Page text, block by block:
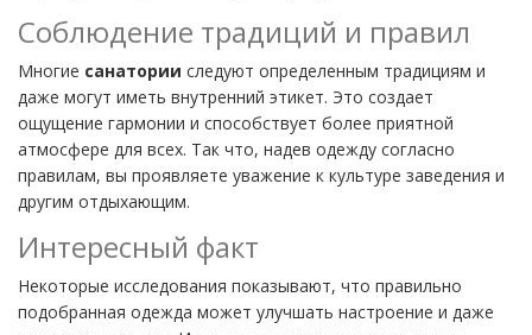
Соблюдение традиций и правил
Многие санатории следуют определенным традициям и
даже могут иметь внутренний этикет. Это создает
ощущение гармонии и способствует более приятной
атмосфере для всех. Так что, надев одежду согласно
правилам, вы проявляете уважение к культуре заведения и
другим отдыхающим.
Интересный факт
Некоторые исследования показывают, что правильно
подобранная одежда может улучшать настроение и даже